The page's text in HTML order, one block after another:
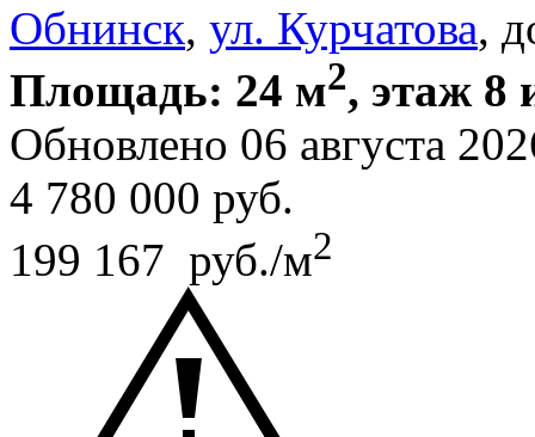
Обнинск, ул. Курчатова,
Площадь: 24 м2, этаж 8
Обновлено 06 августа
4 780 000 руб.
199 167 руб./м2